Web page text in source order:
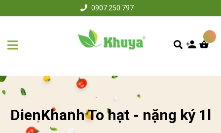
0907.250.797
DienKhanh To hạt - nặng ký 1l